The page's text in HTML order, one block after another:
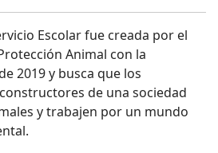
Escolar fue creada por el
Animal con la
2019 y busca que los
de una sociedad
y trabajen por un mundo